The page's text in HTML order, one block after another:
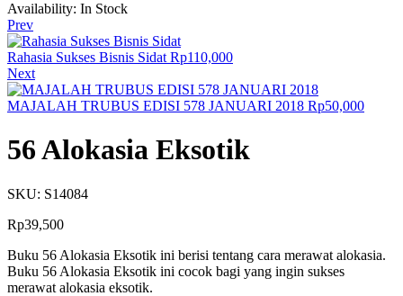
Availability: In Stock
Prev
Rahasia Sukses Bisnis Sidat Rp110,000
Next
MAJALAH TRUBUS EDISI 578 JANUARI 2018 Rp50,000
56 Alokasia Eksotik
SKU: S14084
Rp39,500
Buku 56 Alokasia Eksotik ini berisi tentang cara merawat alokasia.
Buku 56 Alokasia Eksotik ini cocok bagi yang ingin sukses
merawat alokasia eksotik.